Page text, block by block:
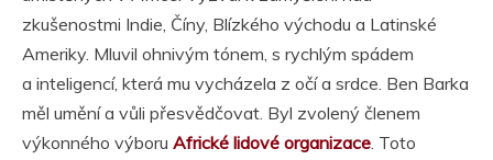
zkušenostmi Indie, Číny, Blízkého východu a Latinské
Ameriky. Mluvil ohnivým tónem, s rychlým spádem
a inteligencí, která mu vycházela z očí a srdce. Ben Barka
měl umění a vůli přesvědčovat. Byl zvolený členem
výkonného výboru Africké lidové organizace. Toto